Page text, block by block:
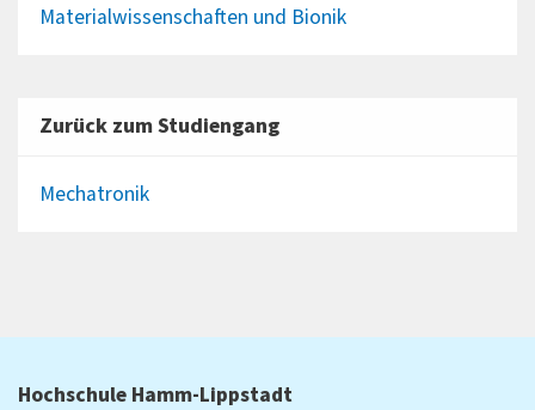
Materialwissenschaften und Bionik
Zurück zum Studiengang
Mechatronik
Hochschule Hamm-Lippstadt